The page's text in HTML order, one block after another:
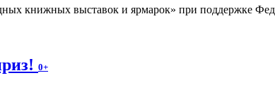
книжных выставок и ярмарок» при поддержке
0+